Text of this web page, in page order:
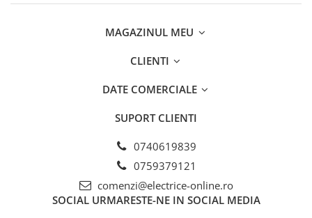
MAGAZINUL MEU
CLIENTI
DATE COMERCIALE
SUPORT CLIENTI
0740619839
0759379121
comenzi@electrice-online.ro
SOCIAL URMARESTE-NE IN SOCIAL MEDIA